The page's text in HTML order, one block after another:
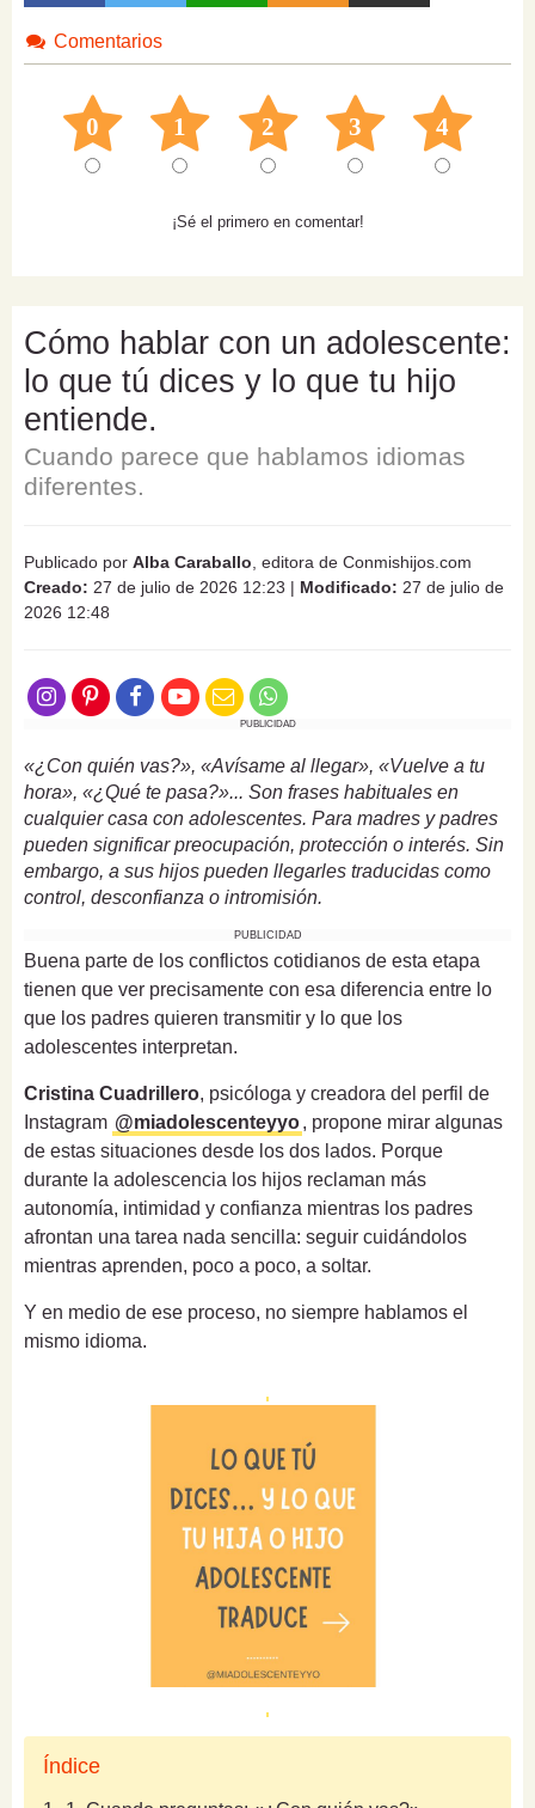
Comentarios
0 1 2 3 4
¡Sé el primero en comentar!
Cómo hablar con un adolescente:
lo que tú dices y lo que tu hijo
entiende.
Cuando parece que hablamos idiomas
diferentes.
Publicado por Alba Caraballo , editora de Conmishijos.com
Creado: 27 de julio de 2026 12:23 | Modificado: 27 de julio de
2026 12:48
PUBLICIDAD
«¿Con quién vas?», «Avísame al llegar», «Vuelve a tu
hora», «¿Qué te pasa?»... Son frases habituales en
cualquier casa con adolescentes. Para madres y padres
pueden significar preocupación, protección o interés. Sin
embargo, a sus hijos pueden llegarles traducidas como
control, desconfianza o intromisión.
PUBLICIDAD
Buena parte de los conflictos cotidianos de esta etapa
tienen que ver precisamente con esa diferencia entre lo
que los padres quieren transmitir y lo que los
adolescentes interpretan.
Cristina Cuadrillero, psicóloga y creadora del perfil de
Instagram @miadolescenteyyo, propone mirar algunas
de estas situaciones desde los dos lados. Porque
durante la adolescencia los hijos reclaman más
autonomía, intimidad y confianza mientras los padres
afrontan una tarea nada sencilla: seguir cuidándolos
mientras aprenden, poco a poco, a soltar.
Y en medio de ese proceso, no siempre hablamos el
mismo idioma.
Índice